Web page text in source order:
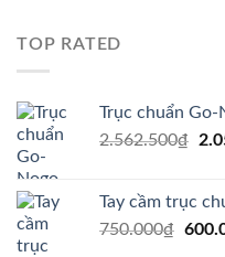
TOP RATED
Trục chuẩn Go-
2.562.500₫
Giá
Tay cầm trục
750.000₫ Giá